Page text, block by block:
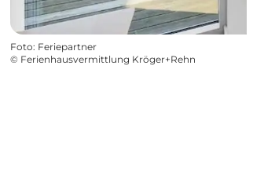
Foto: Feriepartner
© Ferienhausvermittlung Kröger+Rehn